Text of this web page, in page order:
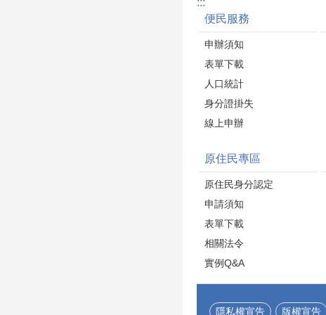
:::
便民服務
申辦須知
表單下載
人口統計
身分證掛失
線上申辦
原住民專區
原住民身分認定
申請須知
表單下載
相關法令
實例Q&A
隱私權宣告 版權宣告